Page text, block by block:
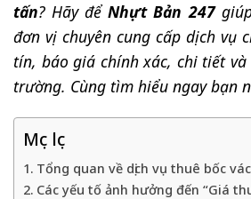
tấn? Hãy đểNhựt Bản 247
đơn vị chuyên cung cấp dịch vụ
tín, báo giá chính xác, chi tiết
trường. Cùng tìm hiểu ngay bạn
Mục lục
Tổng quan về dịch vụ thuê bốc
Các yếu tố ảnh hưởng đến “Giá